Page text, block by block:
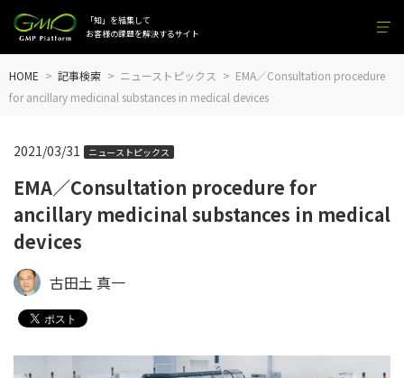
「知」を結集して
お客様の課題を解決するサイト
HOME 記事検索 ニューストピックス
EMA／Consultation procedure
for ancillary medicinal substances in medical devices
EMA／Consultation procedure for
ancillary medicinal substances in medical
devices
2021/03/31 ニューストピックス
古田土 真一